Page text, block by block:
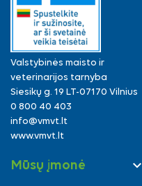
Valstybinės maisto ir
veterinarijos tarnyba
Siesikų g. 19 LT-07170 Vilnius
0 800 40 403
info@vmvt.lt
www.vmvt.lt
Mūsų įmonė 